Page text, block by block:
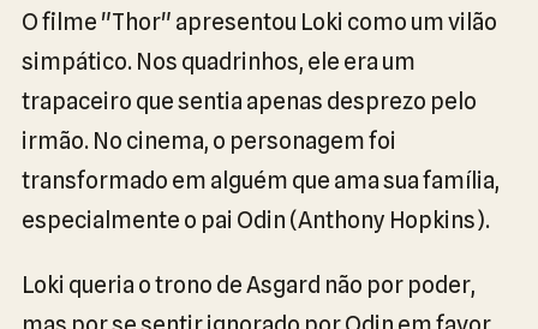
O filme "Thor" apresentou Loki como um vilão
simpático. Nos quadrinhos, ele era um
trapaceiro que sentia apenas desprezo pelo
irmão. No cinema, o personagem foi
transformado em alguém que ama sua família,
especialmente o pai Odin (Anthony Hopkins).
Loki queria o trono de Asgard não por poder,